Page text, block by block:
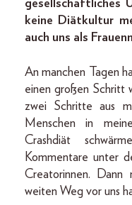
gesellschaftliches
keine Diätkultur
auch uns als
An manchen Tagen
einen großen Schritt
zwei Schritte aus
Menschen in
Crashdiät
Kommentare unter
Creatorinnen. Dann
weiten Weg vor uns